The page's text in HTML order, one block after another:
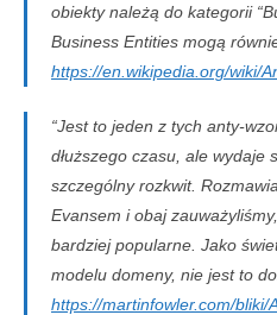
obiekty należą do kategorii
Business Entities mogą
https://en.wikipedia.org/wiki/
“Jest to jeden z tych anty-
dłuższego czasu, ale wydaje
szczególny rozkwit.
Evansem i obaj
bardziej popularne. Jako
modelu domeny, nie jest to
https://martinfowler.com/bliki/